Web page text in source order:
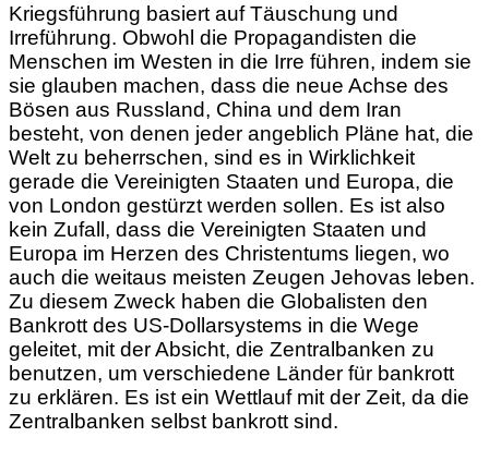
Kriegsführung basiert auf Täuschung und
Irreführung. Obwohl die Propagandisten die
Menschen im Westen in die Irre führen, indem sie
sie glauben machen, dass die neue Achse des
Bösen aus Russland, China und dem Iran
besteht, von denen jeder angeblich Pläne hat, die
Welt zu beherrschen, sind es in Wirklichkeit
gerade die Vereinigten Staaten und Europa, die
von London gestürzt werden sollen. Es ist also
kein Zufall, dass die Vereinigten Staaten und
Europa im Herzen des Christentums liegen, wo
auch die weitaus meisten Zeugen Jehovas leben.
Zu diesem Zweck haben die Globalisten den
Bankrott des US-Dollarsystems in die Wege
geleitet, mit der Absicht, die Zentralbanken zu
benutzen, um verschiedene Länder für bankrott
zu erklären. Es ist ein Wettlauf mit der Zeit, da die
Zentralbanken selbst bankrott sind.